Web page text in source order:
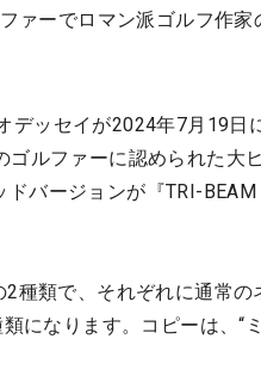
ァーでロマン派ゴルフ作家
デッセイが2024年7月19日
ルファーに認められた大
バージョンが『TRI-
種類で、それぞれに通常
になります。コピーは、“